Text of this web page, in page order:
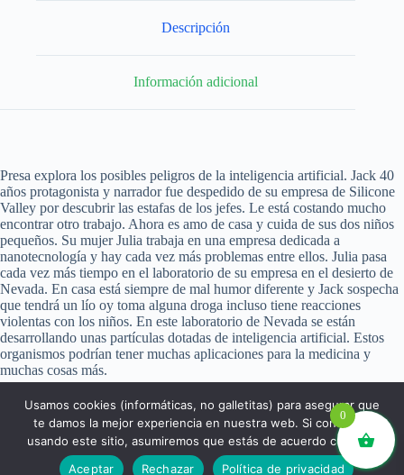
Descripción
Información adicional
Presa explora los posibles peligros de la inteligencia artificial. Jack 40
años protagonista y narrador fue despedido de su empresa de Silicone
Valley por descubrir las estafas de los jefes. Le está costando mucho
encontrar otro trabajo. Ahora es amo de casa y cuida de sus dos niños
pequeños. Su mujer Julia trabaja en una empresa dedicada a
nanotecnología y hay cada vez más problemas entre ellos. Julia pasa
cada vez más tiempo en el laboratorio de su empresa en el desierto de
Nevada. En casa está siempre de mal humor diferente y Jack sospecha
que tendrá un lío oy toma alguna droga incluso tiene reacciones
violentas con los niños. En este laboratorio de Nevada se están
desarrollando unas partículas dotadas de inteligencia artificial. Estos
organismos podrían tener muchas aplicaciones para la medicina y
muchas cosas más.
libros.eco © - Desde Barcelona para el mundo 💚 |
0
Usamos cookies (informáticas, no galletitas) para asegurar que
te damos la mejor experiencia en nuestra web. Si continúas
usando este sitio, asumiremos que estás de acuerdo con ello.
Aceptar
Rechazar Política de privacidad